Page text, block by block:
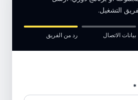
التشغيل.
بيانات الاتصال رد من الفريق
*